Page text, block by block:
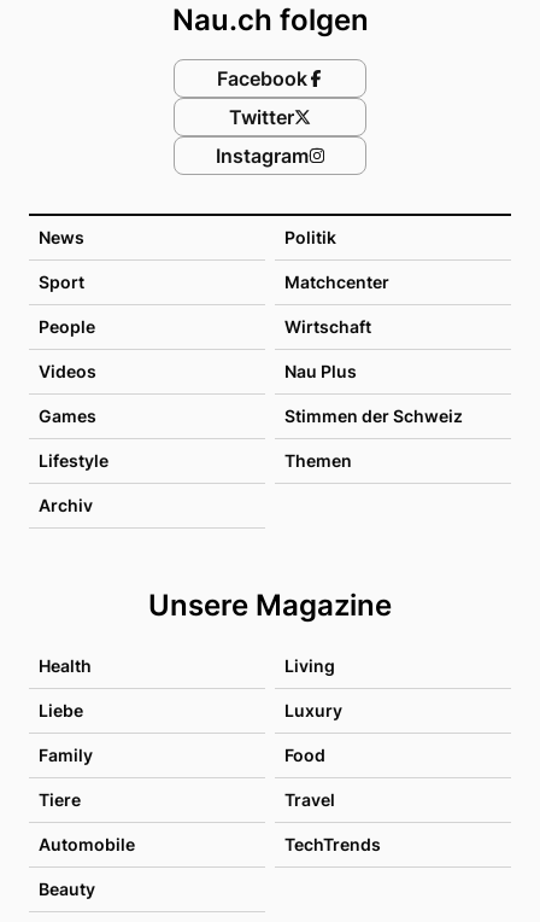
News Politik
Sport Matchcenter
People Wirtschaft
Videos Nau Plus
Games Stimmen der Schweiz
Lifestyle Themen
Archiv
Unsere Magazine
Health Living
Liebe Luxury
Family Food
Tiere Travel
Automobile TechTrends
Beauty
Nau.ch folgen
Facebook
Twitter
Instagram